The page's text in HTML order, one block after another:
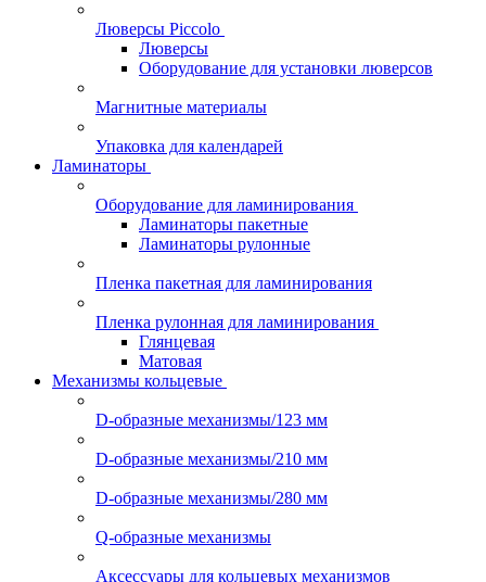
Люверсы Piccolo
Люверсы
Оборудование для установки люверсов
Магнитные материалы
Упаковка для календарей
Ламинаторы
Оборудование для ламинирования
Ламинаторы пакетные
Ламинаторы рулонные
Пленка пакетная для ламинирования
Пленка рулонная для ламинирования
Глянцевая
Матовая
Механизмы кольцевые
D-образные механизмы/123 мм
D-образные механизмы/210 мм
D-образные механизмы/280 мм
Q-образные механизмы
Аксессуары для кольцевых механизмов